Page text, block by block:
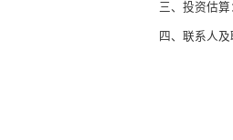
三、投资估算
四、联系人及